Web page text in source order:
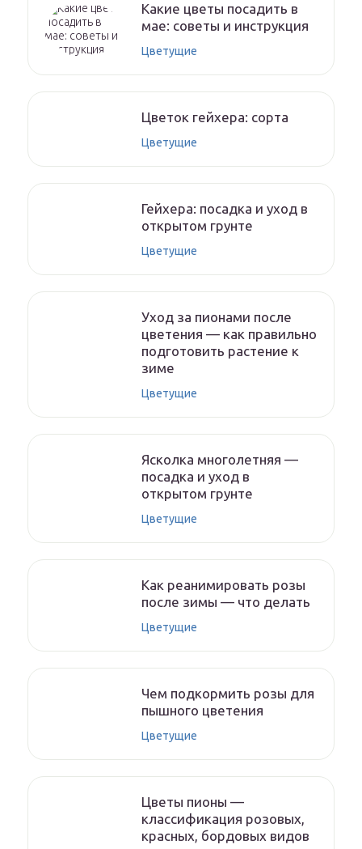
Какие цветы посадить в
мае: советы и инструкция
Цветущие
Цветок гейхера: сорта
Цветущие
Гейхера: посадка и уход в
открытом грунте
Цветущие
Уход за пионами после
цветения — как правильно
подготовить растение к
зиме
Цветущие
Ясколка многолетняя —
посадка и уход в
открытом грунте
Цветущие
Как реанимировать розы
после зимы — что делать
Цветущие
Чем подкормить розы для
пышного цветения
Цветущие
Цветы пионы —
классификация розовых,
красных, бордовых видов